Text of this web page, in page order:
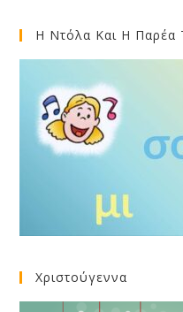
Η Ντόλα Και Η Παρέα
Χριστούγεννα